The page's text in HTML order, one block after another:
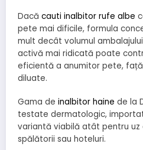
Dacă cauti inalbitor rufe albe
pete mai dificile, formula
mult decât volumul
activă mai ridicată poate
eficientă a anumitor pete,
diluate.
Gama de inalbitor haine de la
testate dermatologic,
variantă viabilă atât pentru uz
spălătorii sau hoteluri.